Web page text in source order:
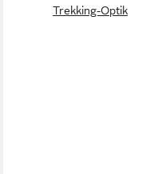
Trekking-Optik